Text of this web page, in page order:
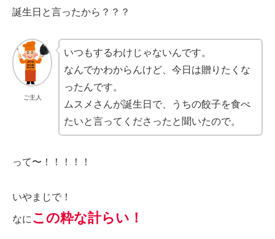
誕生日と言ったから？？？
ご主人
いつもするわけじゃないんです。
なんでかわからんけど、今日は贈りたくな
ったんです。
ムスメさんが誕生日で、うちの餃子を食べ
たいと言ってくださったと聞いたので。
って〜！！！！！
いやまじで！
なに この粋な計らい！